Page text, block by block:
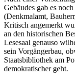
Gebäudes gab es
(Denkmalamt,
Kritisch angemerkt
an den historischen
Lesesaal genauso
sein Vorgängerbau,
Staatsbibliothek am
demokratischer geht.